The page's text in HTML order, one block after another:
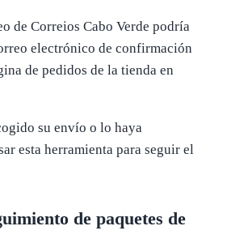
de Correios Cabo Verde podría
electrónico de confirmación
de pedidos de la tienda en
su envío o lo haya
esta herramienta para seguir el
de paquetes de